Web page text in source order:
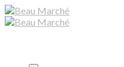
Skip
to